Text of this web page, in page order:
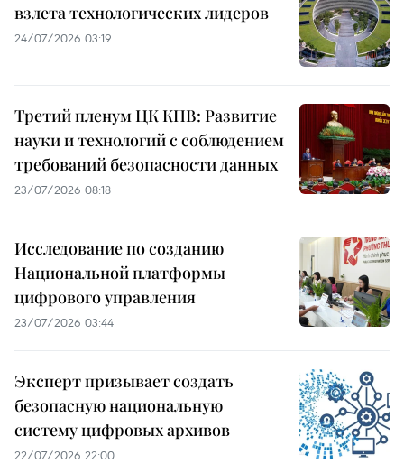
взлета технологических лидеров
24/07/2026 03:19
Третий пленум ЦК КПВ: Развитие
науки и технологий с соблюдением
требований безопасности данных
23/07/2026 08:18
Исследование по созданию
Национальной платформы
цифрового управления
23/07/2026 03:44
Эксперт призывает создать
безопасную национальную
систему цифровых архивов
22/07/2026 22:00